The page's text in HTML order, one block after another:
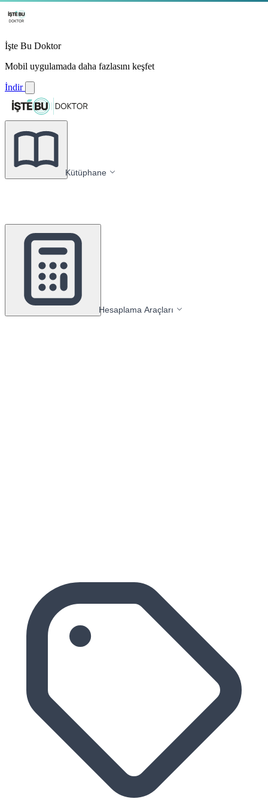
İşte Bu Doktor
Mobil uygulamada daha fazlasını keşfet
İndir
Kütüphane
Hesaplama Araçları